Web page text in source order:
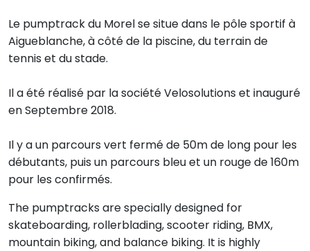
Le pumptrack du Morel se situe dans le pôle sportif à
Aigueblanche, à côté de la piscine, du terrain de
tennis et du stade.
Il a été réalisé par la société Velosolutions et inauguré
en Septembre 2018.
Il y a un parcours vert fermé de 50m de long pour les
débutants, puis un parcours bleu et un rouge de 160m
pour les confirmés.
The pumptracks are specially designed for
skateboarding, rollerblading, scooter riding, BMX,
mountain biking, and balance biking. It is highly